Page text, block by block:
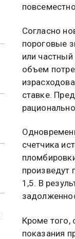
Согласно
пороговые
или
объем
ставке.
счетчика
1,5. В
Кроме того,
показания